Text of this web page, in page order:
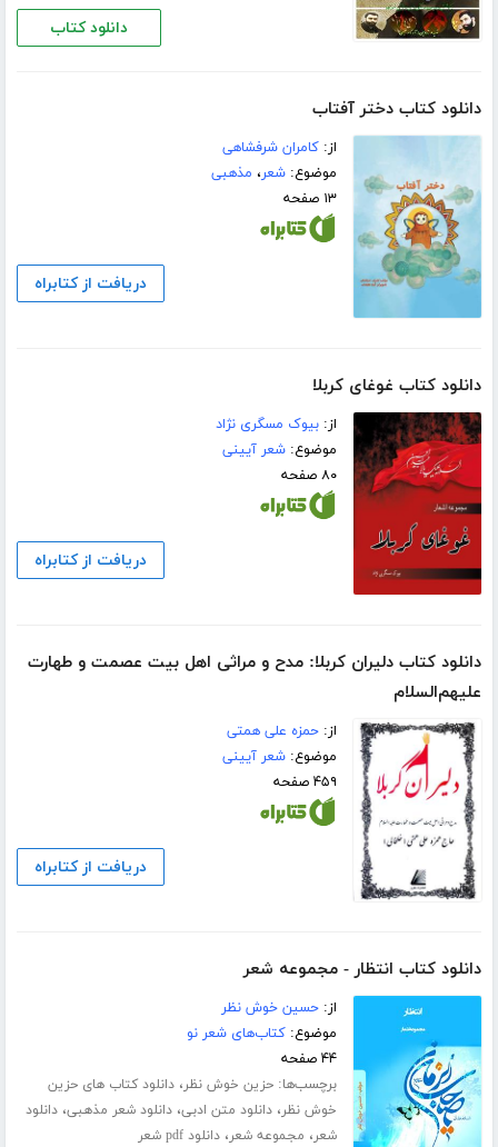
دانلود کتاب
دانلود کتاب دختر آفتاب
از:کامران شرفشاهی
موضوع:شعر، مذهبی
۱۳ صفحه
دریافت از کتابراه
دانلود کتاب غوغای کربلا
از:بیوک مسگری نژاد
موضوع:شعر آیینی
۸۰ صفحه
دریافت از کتابراه
دانلود کتاب دلیران کربلا: مدح و مراثی اهل بیت عصمت و طهارت
علیهم‌السلام
از:حمزه علی همتی
موضوع:شعر آیینی
۴۵۹ صفحه
دریافت از کتابراه
دانلود کتاب انتظار - مجموعه شعر
از:حسین خوش نظر
موضوع:کتاب‌های شعر نو
۴۴ صفحه
برچسب‌ها:حزین خوش نظر،دانلود کتاب های حزین
خوش نظر،دانلود متن ادبی،دانلود شعر مذهبی،دانلود
شعر، مجموعه شعر،دانلود pdf شعر